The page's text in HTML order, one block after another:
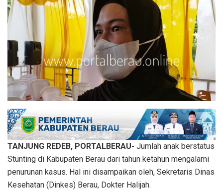
TANJUNG REDEB, PORTALBERAU- Jumlah anak berstatus
Stunting di Kabupaten Berau dari tahun ketahun mengalami
penurunan kasus. Hal ini disampaikan oleh, Sekretaris Dinas
Kesehatan (Dinkes) Berau, Dokter Halijah.